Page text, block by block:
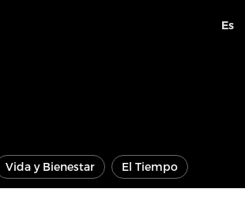
Es
Vida y Bienestar El Tiempo